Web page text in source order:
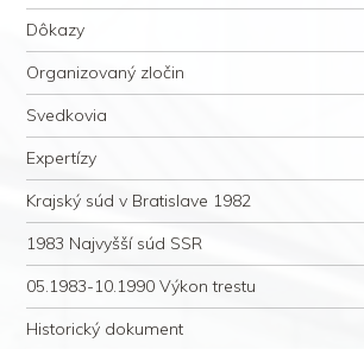
Dôkazy
Organizovaný zločin
Svedkovia
Expertízy
Krajský súd v Bratislave 1982
1983 Najvyšší súd SSR
05.1983-10.1990 Výkon trestu
Historický dokument